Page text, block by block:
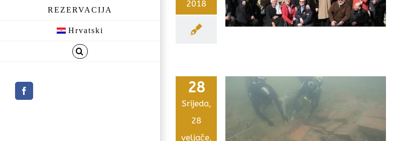
REZERVACIJA
Hrvatski
Facebook
2018
28
Srijeda,
28
veljače,